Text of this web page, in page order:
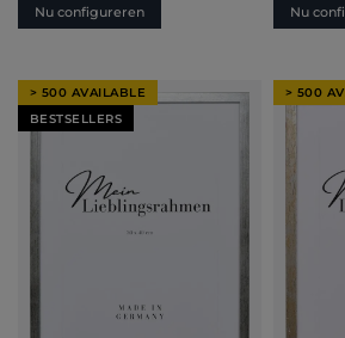
Nu configureren Nu
> 500 AVAILABLE
BESTSELLERS
> 500